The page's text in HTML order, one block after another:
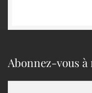
Abonnez-vous